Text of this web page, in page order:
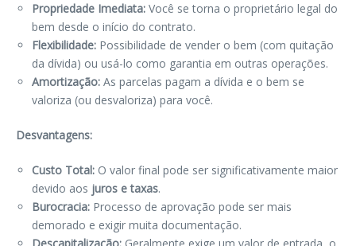
Propriedade Imediata: Você se torna o proprietário legal do
bem desde o início do contrato.
Flexibilidade: Possibilidade de vender o bem (com quitação
da dívida) ou usá-lo como garantia em outras operações.
Amortização: As parcelas pagam a dívida e o bem se
valoriza (ou desvaloriza) para você.
Desvantagens:
Custo Total: O valor final pode ser significativamente maior
devido aos juros e taxas.
Burocracia: Processo de aprovação pode ser mais
demorado e exigir muita documentação.